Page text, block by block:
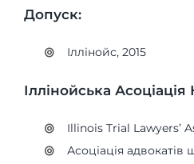
Допуск:
Іллінойс, 2015
Іллінойська
Illinois Trial Lawyers’
Асоціація адвокатів